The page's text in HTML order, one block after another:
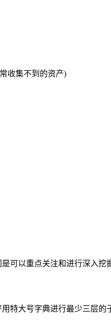
收集不到的资产)
可以重点关注和进行深入挖
特大号字典进行最少三层的